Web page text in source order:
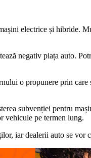
electrice și hibride.
negativ piața auto.
o propunere prin care
subvenției pentru
vehicule pe termen lung.
iar dealerii auto se vor